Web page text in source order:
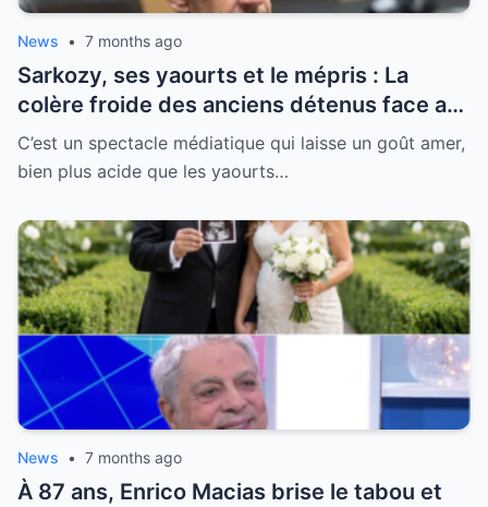
News • 7 months ago
Sarkozy, ses yaourts et le mépris : La
colère froide des anciens détenus face au
“Sarko-show” indécent
C’est un spectacle médiatique qui laisse un goût amer,
bien plus acide que les yaourts…
News • 7 months ago
À 87 ans, Enrico Macias brise le tabou et